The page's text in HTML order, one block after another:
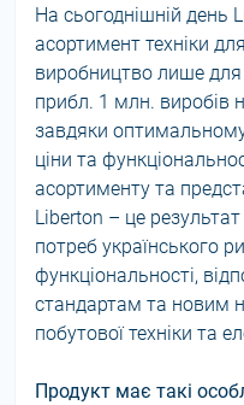
На сьогоднішній день
асортимент техніки
виробництво лише для
прибл. 1 млн. виробів
завдяки
ціни та
асортименту та
Liberton – це
потреб українського
функціональності,
стандартам та новим
побутової техніки та
Продукт має такі